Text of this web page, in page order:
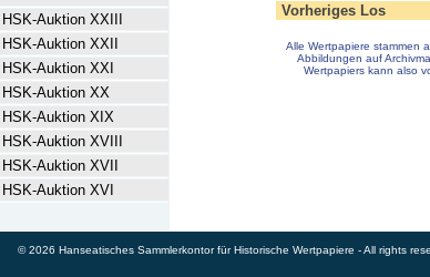
HSK-Auktion XXIII
HSK-Auktion XXII
HSK-Auktion XXI
HSK-Auktion XX
HSK-Auktion XIX
HSK-Auktion XVIII
HSK-Auktion XVII
HSK-Auktion XVI
Vorheriges Los
Alle Wertpapiere stammen
Abbildungen auf
Wertpapiers kann also
© 2026 Hanseatisches Sammlerkontor für Historische Wertpapiere - All rights